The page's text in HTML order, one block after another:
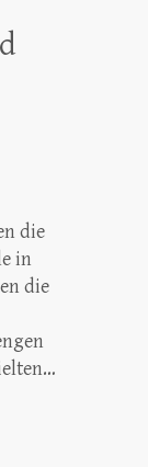
die
in
die